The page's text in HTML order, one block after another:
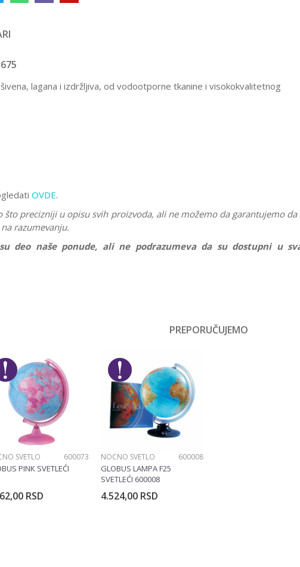
lagana i izdržljiva, od vodootporne tkanine i visokokvalitetnog
OVDE.
što precizniji u opisu svih proizvoda, ali ne možemo da garantujemo da
razumevanju.
deo naše ponude, ali ne podrazumeva da su dostupni u
PREPORUČUJEMO
SVETLO 600073
PINK SVETLEĆI
RSD
NOĆNO SVETLO 600008
GLOBUS LAMPA F25
SVETLEĆI 600008
4.524,00 RSD